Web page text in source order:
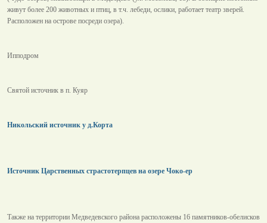
живут более 200 животных и птиц, в т.ч. лебеди, ослики, работает театр зверей.
Расположен на острове посреди озера).
Ипподром
Святой источник в п. Куяр
Никольский источник у д.Корта
Источник Царственных страстотерпцев на озере Чоко-ер
Также на территории Медведевского района расположены 16 памятников-обелисков